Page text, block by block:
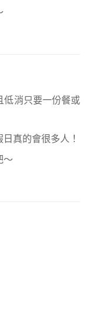
低消只要一份餐或
真的會很多人！
～